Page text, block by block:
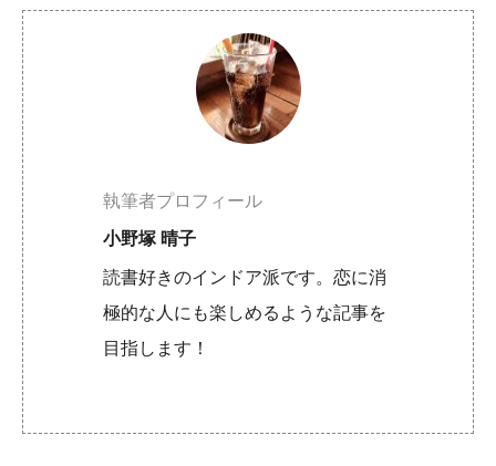
執筆者プロフィール
小野塚 晴子
読書好きのインドア派です。恋に消
極的な人にも楽しめるような記事を
目指します！